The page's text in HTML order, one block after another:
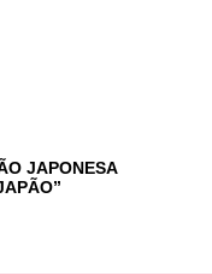
JAPONESA